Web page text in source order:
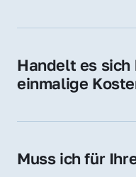
Für Unternehmen
Handelt es sich
einmalige
späteren Betrieb
Gebühren an.
Muss ich für